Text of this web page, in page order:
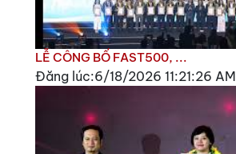
LỄ CÔNG BỐ FAST500, ...
Đăng lúc:6/18/2026 11:21:26 AM